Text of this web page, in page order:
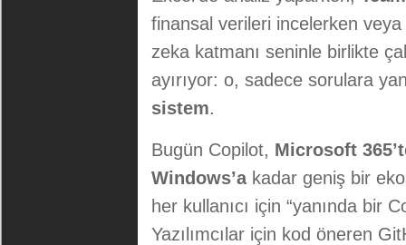
finansal verileri incelerken veya
zeka katmanı seninle birlikte
ayırıyor: o, sadece sorulara
sistem.
Bugün Copilot, Microsoft
Windows’akadar geniş bir
her kullanıcı için “yanında bir
Yazılımcılar için kod öneren